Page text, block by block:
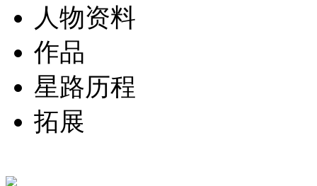
人物资料
作品
星路历程
拓展